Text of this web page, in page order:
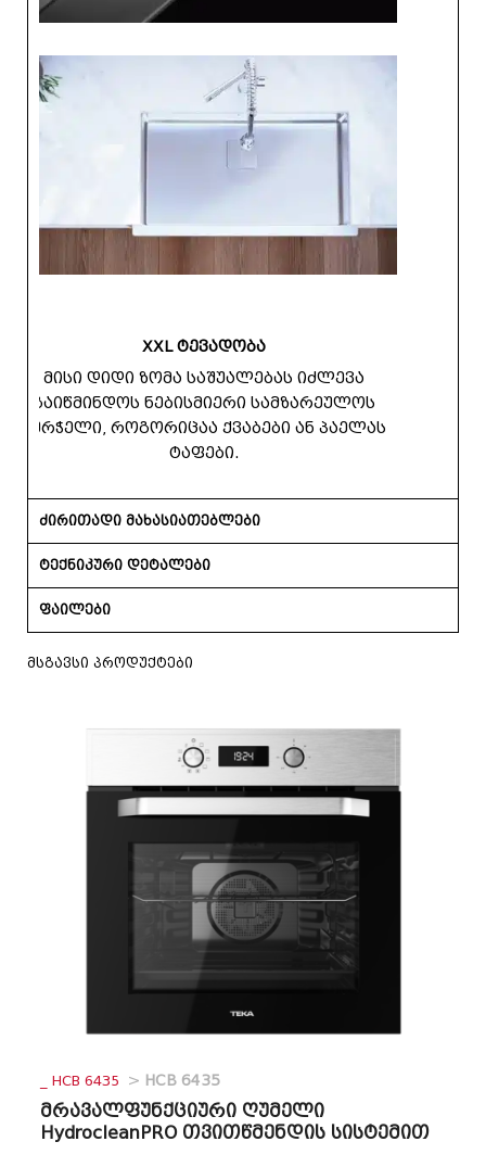
XXL ტევადობა
მისი დიდი ზომა საშუალებას იძლევა
გაიწმინდოს ნებისმიერი სამზარეულოს
ჭურჭელი, როგორიცაა ქვაბები ან პაელას
ტაფები.
ძირითადი მახასიათებლები
ტექნიკური დეტალები
ფაილები
მსგავსი პროდუქტები
_ HCB 6435 > HCB 6435
მრავალფუნქციური ღუმელი
HydrocleanPRO თვითწმენდის სისტემით